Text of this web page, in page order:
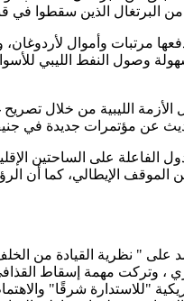
وصول النفط الليبي
الليبية من خلال
عن مؤتمرات جديدة في
الفاعلة على الساحتين
الإيطالي، كما أن
الولايات المتحدة تعتمد على
ستيفنز الذي قتل عام 2012م،